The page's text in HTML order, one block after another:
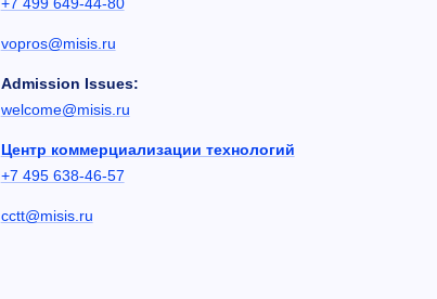
vopros@misis.ru
Admission Issues:
welcome@misis.ru
Центр коммерциализации технологий
+7 495 638-46-57
cctt@misis.ru